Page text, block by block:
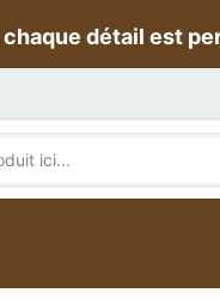
chaque détail est